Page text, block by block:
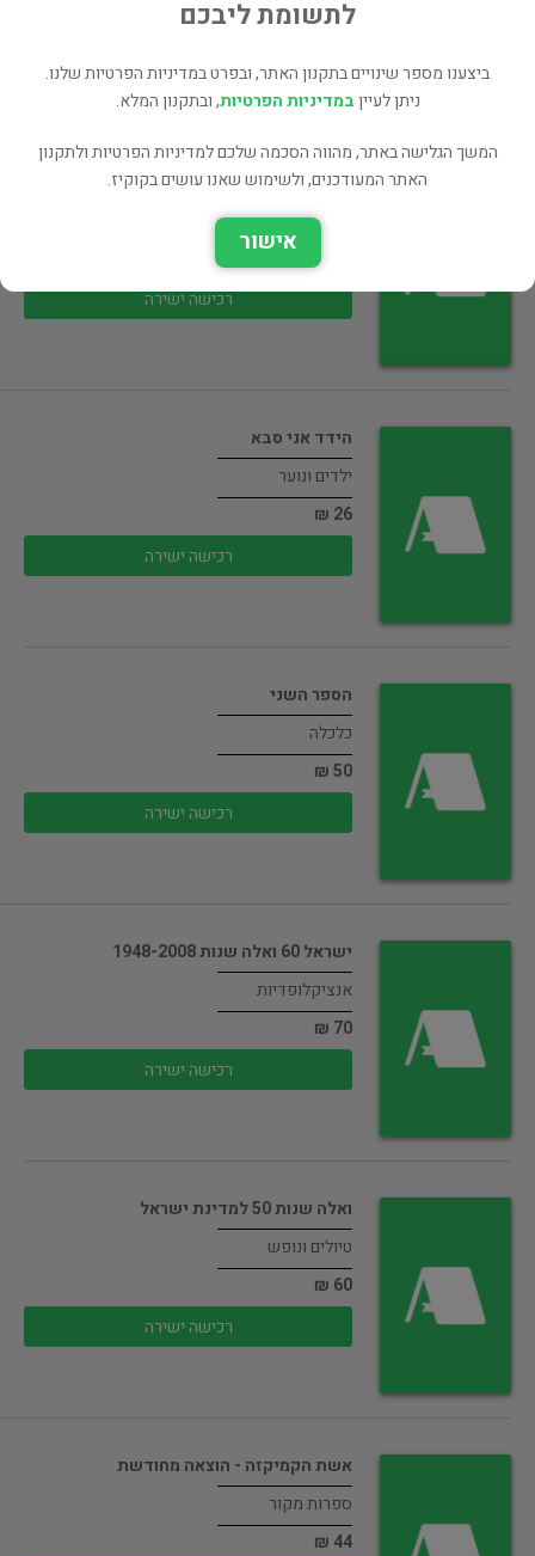
מי גנב את ההצגה?
ילדים ונוער
רכישה ישירה
הידד אני סבא
ילדים ונוער
26 ₪
רכישה ישירה
הספר השני
כלכלה
50 ₪
רכישה ישירה
ישראל 60 ואלה שנות 1948-2008
אנציקלופדיות
70 ₪
רכישה ישירה
ואלה שנות 50 למדינת ישראל
טיולים ונופש
60 ₪
רכישה ישירה
אשת הקמיקזה - הוצאה מחודשת
ספרות מקור
44 ₪
לתשומת ליבכם
ביצענו מספר שינויים בתקנון האתר, ובפרט במדיניות הפרטיות שלנו.
ניתן לעייןבמדיניות הפרטיות, ובתקנון המלא.
המשך הגלישה באתר, מהווה הסכמה שלכם למדיניות הפרטיות ולתקנון
האתר המעודכנים, ולשימוש שאנו עושים בקוקיז.
אישור